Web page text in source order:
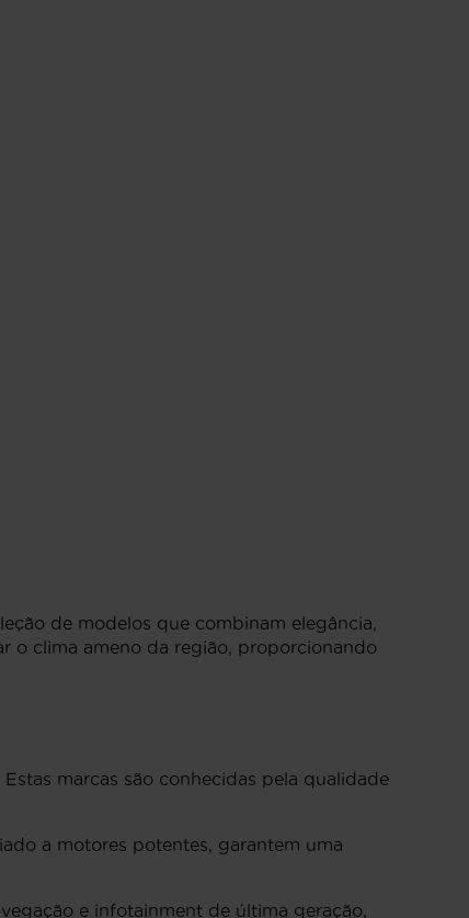
de modelos que combinam elegância,
o clima ameno da região, proporcionando
. Estas marcas são conhecidas pela qualidade
a motores potentes, garantem uma
e infotainment de última geração,